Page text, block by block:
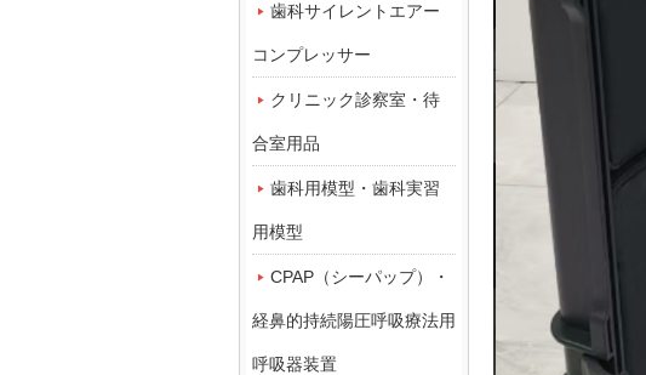
歯科サイレントエアー
コンプレッサー
クリニック診察室・待
合室用品
歯科用模型・歯科実習
用模型
CPAP（シーパップ）・
経鼻的持続陽圧呼吸療法用
呼吸器装置